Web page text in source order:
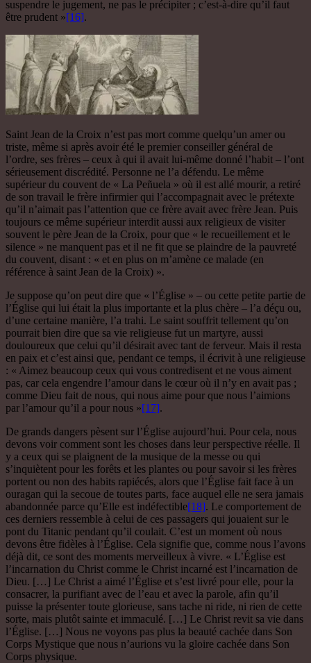
suspendre le jugement, ne pas le précipiter ; c’est-à-dire qu’il faut
être prudent »[16].
Saint Jean de la Croix n’est pas mort comme quelqu’un amer ou
triste, même si après avoir été le premier conseiller général de
l’ordre, ses frères – ceux à qui il avait lui-même donné l’habit – l’ont
sérieusement discrédité. Personne ne l’a défendu. Le même
supérieur du couvent de « La Peñuela » où il est allé mourir, a retiré
de son travail le frère infirmier qui l’accompagnait avec le prétexte
qu’il n’aimait pas l’attention que ce frère avait avec frère Jean. Puis
toujours ce même supérieur interdit aussi aux religieux de visiter
souvent le père Jean de la Croix, pour que « le recueillement et le
silence » ne manquent pas et il ne fit que se plaindre de la pauvreté
du couvent, disant : « et en plus on m’amène ce malade (en
référence à saint Jean de la Croix) ».
Je suppose qu’on peut dire que « l’Église » – ou cette petite partie de
l’Église qui lui était la plus importante et la plus chère – l’a déçu ou,
d’une certaine manière, l’a trahi. Le saint souffrit tellement qu’on
pourrait bien dire que sa vie religieuse fut un martyre, aussi
douloureux que celui qu’il désirait avec tant de ferveur. Mais il resta
en paix et c’est ainsi que, pendant ce temps, il écrivit à une religieuse
: « Aimez beaucoup ceux qui vous contredisent et ne vous aiment
pas, car cela engendre l’amour dans le cœur où il n’y en avait pas ;
comme Dieu fait de nous, qui nous aime pour que nous l’aimions
par l’amour qu’il a pour nous »[17].
De grands dangers pèsent sur l’Église aujourd’hui. Pour cela, nous
devons voir comment sont les choses dans leur perspective réelle. Il
y a ceux qui se plaignent de la musique de la messe ou qui
s’inquiètent pour les forêts et les plantes ou pour savoir si les frères
portent ou non des habits rapiécés, alors que l’Église fait face à un
ouragan qui la secoue de toutes parts, face auquel elle ne sera jamais
abandonnée parce qu’Elle est indéfectible[18]. Le comportement de
ces derniers ressemble à celui de ces passagers qui jouaient sur le
pont du Titanic pendant qu’il coulait. C’est un moment où nous
devons être fidèles à l’Église. Cela signifie que, comme nous l’avons
déjà dit, ce sont des moments merveilleux à vivre. « L’Église est
l’incarnation du Christ comme le Christ incarné est l’incarnation de
Dieu. […] Le Christ a aimé l’Église et s’est livré pour elle, pour la
consacrer, la purifiant avec de l’eau et avec la parole, afin qu’il
puisse la présenter toute glorieuse, sans tache ni ride, ni rien de cette
sorte, mais plutôt sainte et immaculé. […] Le Christ revit sa vie dans
l’Église. […] Nous ne voyons pas plus la beauté cachée dans Son
Corps Mystique que nous n’aurions vu la gloire cachée dans Son
Corps physique.